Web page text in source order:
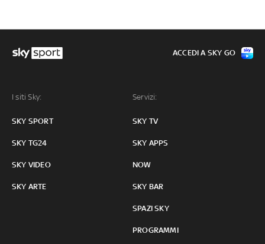
I siti Sky:
SKY SPORT
SKY TG24
SKY VIDEO
SKY ARTE
Servizi:
SKY TV
SKY APPS
NOW
SKY BAR
SPAZI SKY
PROGRAMMI
ACCEDI A SKY GO